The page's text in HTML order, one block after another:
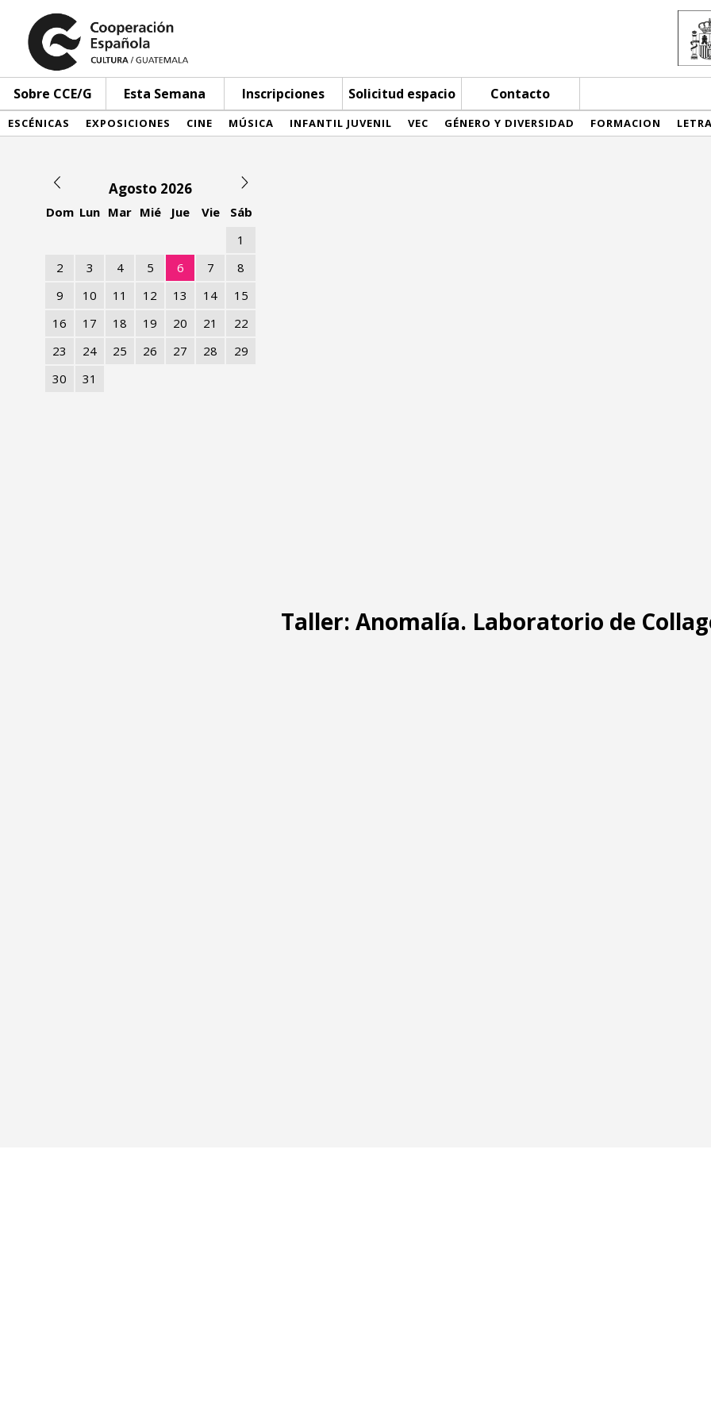
Sobre CCE/G Esta Semana Inscripciones Solicitud espacio Contacto
ESCÉNICAS EXPOSICIONES CINE MÚSICA INFANTIL JUVENIL VEC GÉNERO Y DIVERSIDAD FORMACION
Agosto 2026
Dom Lun Mar Mié Jue Vie
Sáb
1
2
3 4 5 6 7
8
9
10 11 12 13 14
15
16
17 18 19 20 21
22
23
24 25 26 27 28
29
30
31
Taller: Anomalía. Laboratorio de